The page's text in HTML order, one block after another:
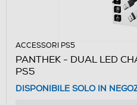
ACCESSORI PS5
PANTHEK - DUAL LED
PS5
DISPONIBILE SOLO IN